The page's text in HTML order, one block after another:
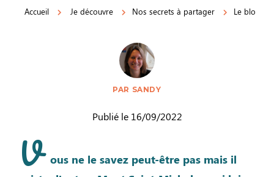
Normandie
Accueil Je découvre Nos secrets à partager Le blog
PAR SANDY
Publié le 16/09/2022
V ous ne le savez peut-être pas mais il